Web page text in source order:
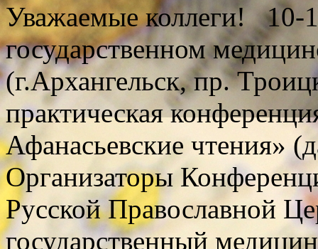
Уважаемые коллеги! 10-
государственном
(г.Архангельск, пр.
практическая
Афанасьевские чтения»
Организаторы
Русской Православной
государственный